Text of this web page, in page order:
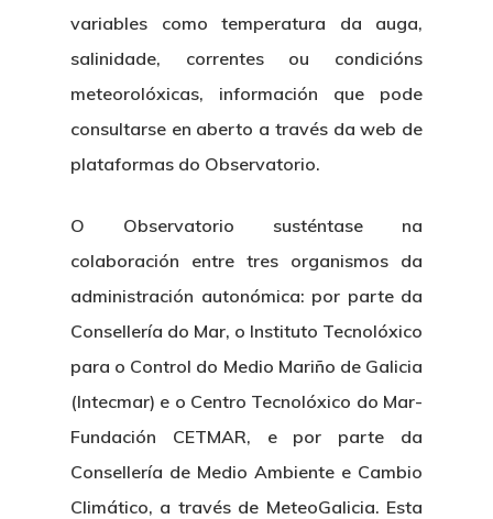
variables como temperatura da auga,
salinidade, correntes ou condicións
meteorolóxicas, información que pode
consultarse en aberto a través da web de
plataformas do Observatorio.
O Observatorio susténtase na
colaboración entre tres organismos da
administración autonómica: por parte da
Consellería do Mar, o Instituto Tecnolóxico
para o Control do Medio Mariño de Galicia
(Intecmar) e o Centro Tecnolóxico do Mar-
Fundación CETMAR, e por parte da
Consellería de Medio Ambiente e Cambio
Climático, a través de MeteoGalicia. Esta